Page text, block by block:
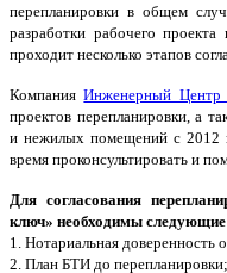
перепланировки в общем
разработки рабочего
проходит несколько этапов
КомпанияИнженерный Центр
проектов перепланировки, а
и нежилых помещений с 2012
время проконсультировать и
Для согласования
ключ» необходимы
1. Нотариальная доверенность
2. План БТИ до перепланировки;